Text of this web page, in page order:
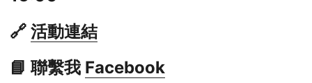
🔗 活動連結
📘 聯繫我 Facebook